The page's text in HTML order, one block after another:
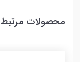
محصولات مرتبط